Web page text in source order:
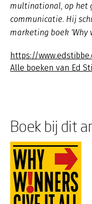
multinational, op het
communicatie. Hij
marketing boek 'Why
https://
Alle boeken van Ed
Boek bij dit